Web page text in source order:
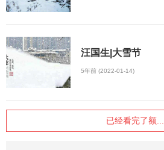
汪国生|大雪节
5年前 (2022-01-14)
已经看完了额...